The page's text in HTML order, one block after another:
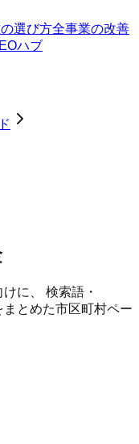
選び方全事業の改善
ハブ
に、 検索語・
とめた市区町村ペー